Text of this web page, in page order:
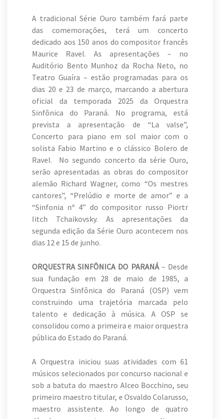
A tradicional Série Ouro também fará parte
das comemorações, terá um concerto
dedicado aos 150 anos do compositor francês
Maurice Ravel. As apresentações – no
Auditório Bento Munhoz da Rocha Neto, no
Teatro Guaíra – estão programadas para os
dias 20 e 23 de março, marcando a abertura
oficial da temporada 2025 da Orquestra
Sinfônica do Paraná. No programa, está
prevista a apresentação de “La valse”,
Concerto para piano em sol maior com o
solista Fabio Martino e o clássico Bolero de
Ravel. No segundo concerto da série Ouro,
serão apresentadas as obras do compositor
alemão Richard Wagner, como “Os mestres
cantores”, “Prelúdio e morte de amor” e a
“Sinfonia nº 4” do compositor russo Piortr
Iitch Tchaikovsky. As apresentações da
segunda edição da Série Ouro acontecem nos
dias 12 e 15 de junho.
ORQUESTRA SINFÔNICA DO PARANÁ – Desde
sua fundação em 28 de maio de 1985, a
Orquestra Sinfônica do Paraná (OSP) vem
construindo uma trajetória marcada pelo
talento e dedicação à música. A OSP se
consolidou como a primeira e maior orquestra
pública do Estado do Paraná.
A Orquestra iniciou suas atividades com 61
músicos selecionados por concurso nacional e
sob a batuta do maestro Alceo Bocchino, seu
primeiro maestro titular, e Osvaldo Colarusso,
maestro assistente. Ao longo de quatro